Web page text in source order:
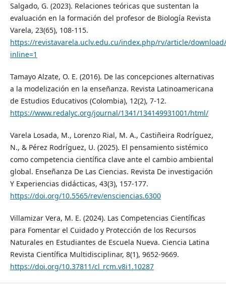
Salgado, G. (2023). Relaciones teóricas que sustentan la
evaluación en la formación del profesor de Biología Revista
Varela, 23(65), 108-115.
https://revistavarela.uclv.edu.cu/index.php/rv/article/download/
inline=1
Tamayo Alzate, O. E. (2016). De las concepciones alternativas
a la modelización en la enseñanza. Revista Latinoamericana
de Estudios Educativos (Colombia), 12(2), 7-12.
https://www.redalyc.org/journal/1341/134149931001/html/
Varela Losada, M., Lorenzo Rial, M. A., Castiñeira Rodríguez,
N., & Pérez Rodríguez, U. (2025). El pensamiento sistémico
como competencia científica clave ante el cambio ambiental
global. Enseñanza De Las Ciencias. Revista De investigación
Y Experiencias didácticas, 43(3), 157-177.
https://doi.org/10.5565/rev/ensciencias.6300
Villamizar Vera, M. E. (2024). Las Competencias Científicas
para Fomentar el Cuidado y Protección de los Recursos
Naturales en Estudiantes de Escuela Nueva. Ciencia Latina
Revista Científica Multidisciplinar, 8(1), 9652-9669.
https://doi.org/10.37811/cl_rcm.v8i1.10287